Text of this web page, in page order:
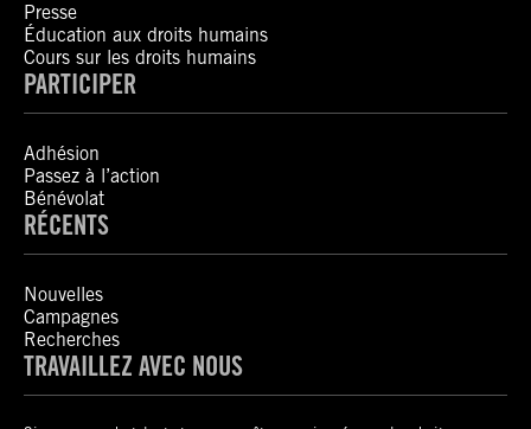
Presse
Éducation aux droits humains
Cours sur les droits humains
PARTICIPER
Adhésion
Passez à l’action
Bénévolat
RÉCENTS
Nouvelles
Campagnes
Recherches
TRAVAILLEZ AVEC NOUS